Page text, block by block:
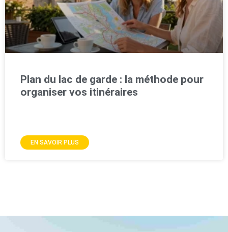
Plan du lac de garde : la méthode pour
organiser vos itinéraires
EN SAVOIR PLUS